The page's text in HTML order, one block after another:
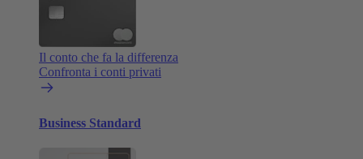
Il conto che fa la differenza
Confronta i conti privati
Business Standard